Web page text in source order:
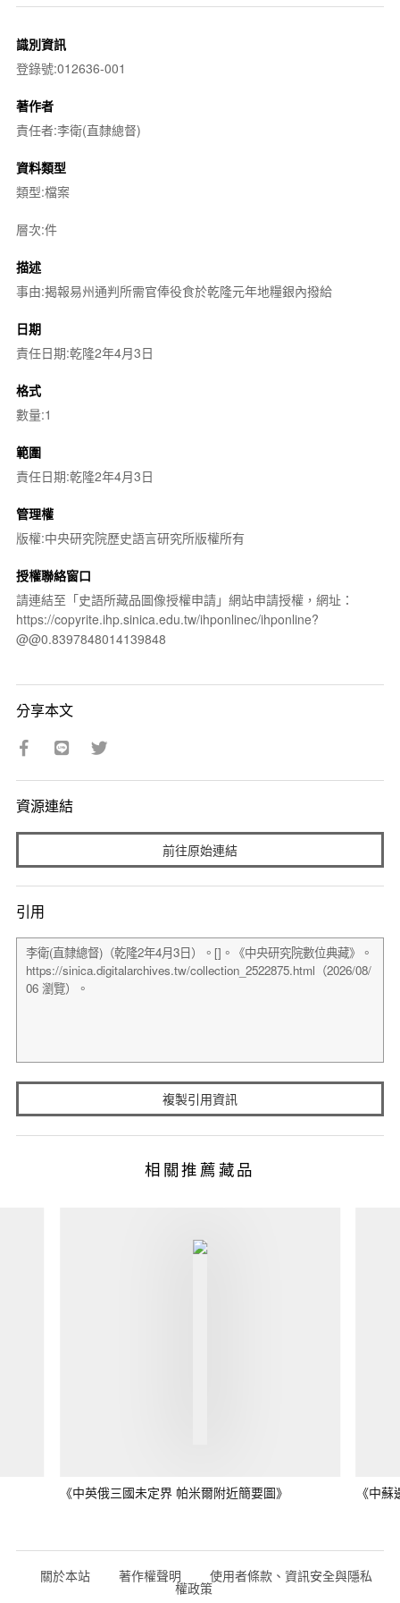
識別資訊
登錄號:012636-001
著作者
責任者:李衛(直隸總督)
資料類型
類型:檔案
層次:件
描述
事由:揭報易州通判所需官俸役食於乾隆元年地糧銀內撥給
日期
責任日期:乾隆2年4月3日
格式
數量:1
範圍
責任日期:乾隆2年4月3日
管理權
版權:中央研究院歷史語言研究所版權所有
授權聯絡窗口
請連結至「史語所藏品圖像授權申請」網站申請授權，網址：
https://copyrite.ihp.sinica.edu.tw/ihponlinec/ihponline?
@@0.8397848014139848
分享本文
資源連結
前往原始連結
引用
複製引用資訊
相關推薦藏品
《中英俄三國未定界 帕米爾附近簡要圖》 《中
關於本站 著作權聲明 使用者條款、資訊安全與隱私
權政策